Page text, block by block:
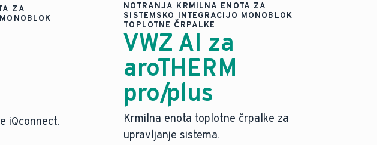
ZA
iQconnect.
NOTRANJA KRMILNA ENOTA ZA
SISTEMSKO INTEGRACIJO MONOBLOK
TOPLOTNE ČRPALKE
VWZ AI za
aroTHERM
pro/plus
Krmilna enota toplotne črpalke za
upravljanje sistema.